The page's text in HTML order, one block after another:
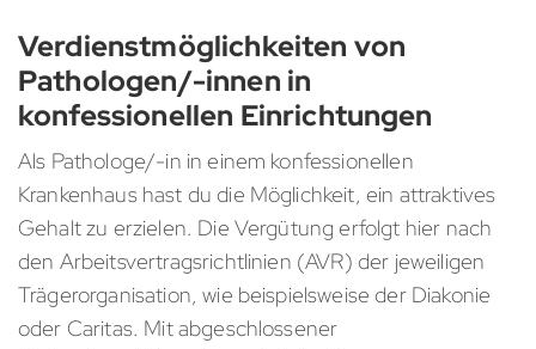
Verdienstmöglichkeiten von
Pathologen/-innen in
konfessionellen Einrichtungen
Als Pathologe/-in in einem konfessionellen
Krankenhaus hast du die Möglichkeit, ein attraktives
Gehalt zu erzielen. Die Vergütung erfolgt hier nach
den Arbeitsvertragsrichtlinien (AVR) der jeweiligen
Trägerorganisation, wie beispielsweise der Diakonie
oder Caritas. Mit abgeschlossener